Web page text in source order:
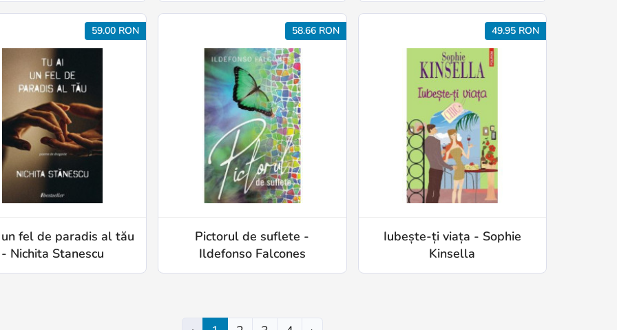
59.00 RON
fel de paradis al tău
- Nichita Stanescu
58.66 RON
Pictorul de suflete -
Ildefonso Falcones
49.95 RON
Iubește-ți viața - Sophie
Kinsella